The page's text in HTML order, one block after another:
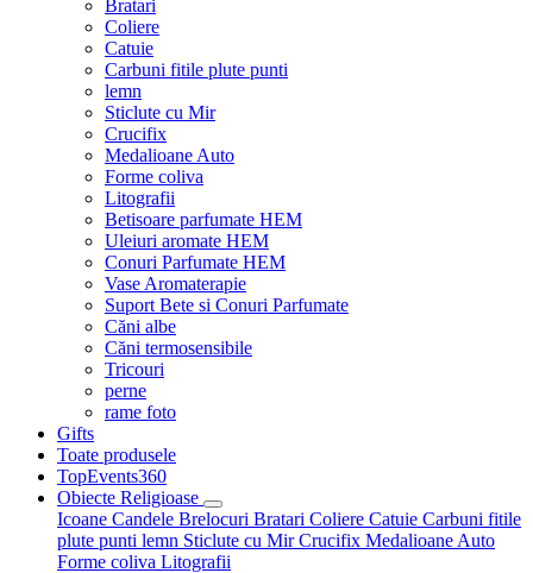
Bratari
Coliere
Catuie
Carbuni fitile plute punti
lemn
Sticlute cu Mir
Crucifix
Medalioane Auto
Forme coliva
Litografii
Betisoare parfumate HEM
Uleiuri aromate HEM
Conuri Parfumate HEM
Vase Aromaterapie
Suport Bete si Conuri Parfumate
Căni albe
Căni termosensibile
Tricouri
perne
rame foto
Gifts
Toate produsele
TopEvents360
Obiecte Religioase
Icoane Candele Brelocuri Bratari Coliere Catuie Carbuni fitile
plute punti lemn Sticlute cu MirCrucifix Medalioane Auto
Forme coliva Litografii